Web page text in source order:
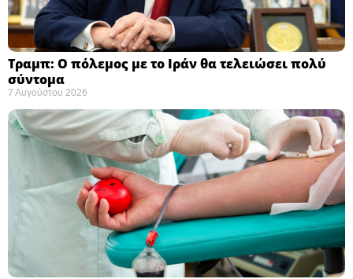
Τραμπ: Ο πόλεμος με το Ιράν θα τελειώσει πολύ
σύντομα ​
7 Αυγούστου 2026